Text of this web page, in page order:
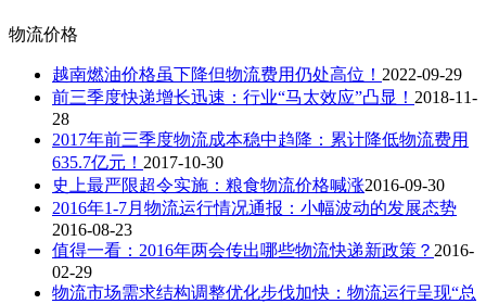
物流价格
越南燃油价格虽下降但物流费用仍处高位！ 2022-09-29
前三季度快递增长迅速：行业“马太效应”凸显！ 2018-11-
28
2017年前三季度物流成本稳中趋降：累计降低物流费用
635.7亿元！ 2017-10-30
史上最严限超令实施：粮食物流价格喊涨2016-09-30
2016年1-7月物流运行情况通报：小幅波动的发展态势
2016-08-23
值得一看：2016年两会传出哪些物流快递新政策？ 2016-
02-29
物流市场需求结构调整优化步伐加快：物流运行呈现“总